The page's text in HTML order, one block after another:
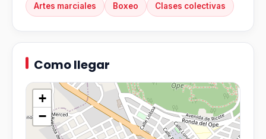
Artes marciales Boxeo Clases colectivas
Como llegar
+
−